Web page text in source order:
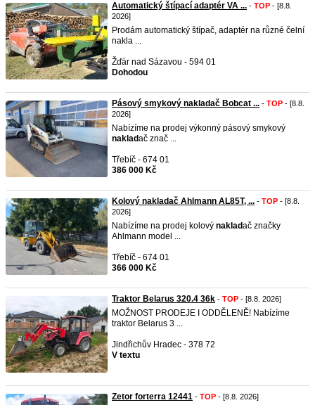
Automatický štípací adaptér VA ... - TOP - [8.8.
2026]
Prodám automatický štípač, adaptér na různé čelní
nakla ...
Žďár nad Sázavou - 594 01
Dohodou
Pásový smykový nakladač Bobcat ... - TOP - [8.8.
2026]
Nabízíme na prodej výkonný pásový smykový
nakladač znač ...
Třebíč - 674 01
386 000 Kč
Kolový nakladač Ahlmann AL85T, ... - TOP - [8.8.
2026]
Nabízíme na prodej kolový nakladač značky
Ahlmann model ...
Třebíč - 674 01
366 000 Kč
Traktor Belarus 320.4 36k - TOP - [8.8. 2026]
MOŽNOST PRODEJE I ODDĚLENĚ! Nabízíme
traktor Belarus 3 ...
Jindřichův Hradec - 378 72
V textu
Zetor forterra 12441 - TOP - [8.8. 2026]